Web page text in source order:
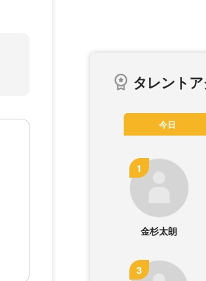
タレント
今日
金杉太朗